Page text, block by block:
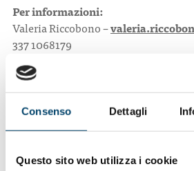
Consenso Dettagli
Questo sito web utilizza i cookie
Per informazioni:
Valeria Riccobono –
337 1068179
Elena Mauro –
1076469
MATERIALE DOWNLOAD